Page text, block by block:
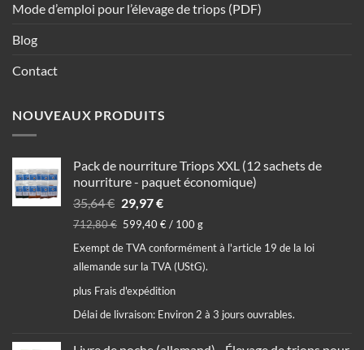
Mode d’emploi pour l’élevage de triops (PDF)
Blog
Contact
NOUVEAUX PRODUITS
Pack de nourriture Triops XXL (12 sachets de
nourriture - paquet économique)
35,64€ Le
prix
était :
35,64 €.
29,97€Le
prix
est :
29,97 €.
712,80€ 599,40€/ 100g
Exempt de TVA conformément à l'article 19 de la loi
allemande sur la TVA (UStG).
plus Frais d'expédition
Délai de livraison: Environ 2 à 3 jours ouvrables.